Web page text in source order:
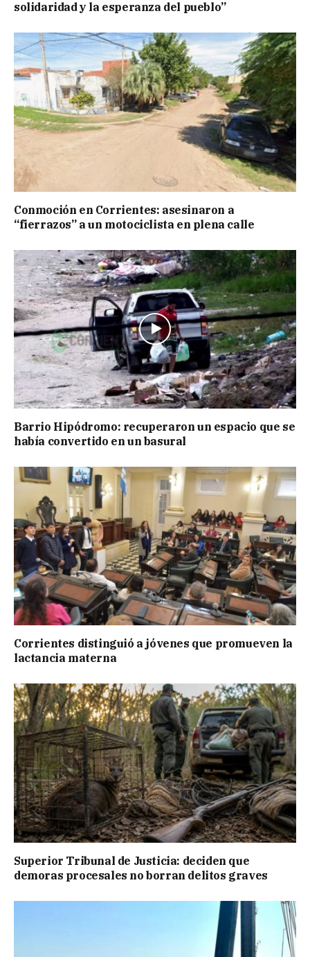
solidaridad y la esperanza del pueblo”
Conmoción en Corrientes: asesinaron a
“fierrazos” a un motociclista en plena calle
Barrio Hipódromo: recuperaron un espacio que se
había convertido en un basural
Corrientes distinguió a jóvenes que promueven la
lactancia materna
Superior Tribunal de Justicia: deciden que
demoras procesales no borran delitos graves